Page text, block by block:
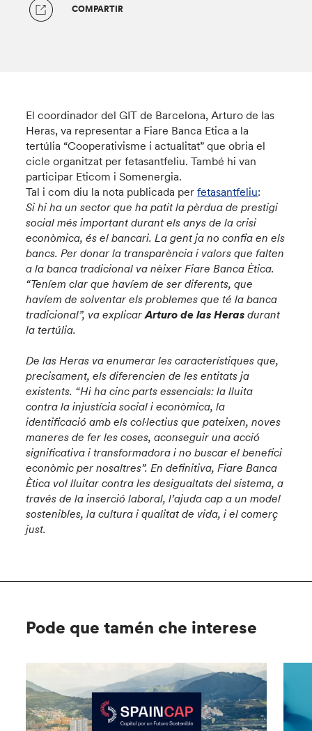
COMPARTIR
El coordinador del GIT de Barcelona, Arturo de las
Heras, va representar a Fiare Banca Etica a la
tertúlia “Cooperativisme i actualitat” que obria el
cicle organitzat per fetasantfeliu. També hi van
participar Eticom i Somenergia.
Tal i com diu la nota publicada perfetasantfeliu:
Si hi ha un sector que ha patit la pèrdua de prestigi
social més important durant els anys de la crisi
econòmica, és el bancari. La gent ja no confia en els
bancs. Per donar la transparència i valors que falten
a la banca tradicional va nèixer Fiare Banca Ètica.
“Teníem clar que havíem de ser diferents, que
havíem de solventar els problemes que té la banca
tradicional”, va explicarArturo de las Heras durant
la tertúlia.
De las Heras va enumerar les característiques que,
precisament, els diferencien de les entitats ja
existents. “Hi ha cinc parts essencials: la lluita
contra la injustícia social i econòmica, la
identificació amb els col·lectius que pateixen, noves
maneres de fer les coses, aconseguir una acció
significativa i transformadora i no buscar el benefici
econòmic per nosaltres”. En definitiva, Fiare Banca
Ètica vol lluitar contra les desigualtats del sistema, a
través de la inserció laboral, l’ajuda cap a un model
sostenibles, la cultura i qualitat de vida, i el comerç
just.
Pode que tamén che interese